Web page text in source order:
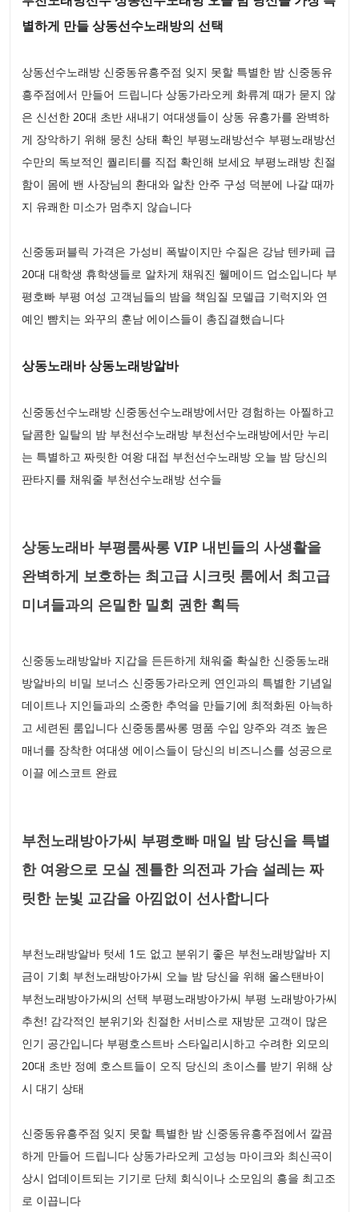
별하게 만들 상동선수노래방의 선택
상동선수노래방 신중동유흥주점 잊지 못할 특별한 밤 신중동유
흥주점에서 만들어 드립니다 상동가라오케 화류계 때가 묻지 않
은 신선한 20대 초반 새내기 여대생들이 상동 유흥가를 완벽하
게 장악하기 위해 뭉친 상태 확인 부평노래방선수 부평노래방선
수만의 독보적인 퀄리티를 직접 확인해 보세요 부평노래방 친절
함이 몸에 밴 사장님의 환대와 알찬 안주 구성 덕분에 나갈 때까
지 유쾌한 미소가 멈추지 않습니다
신중동퍼블릭 가격은 가성비 폭발이지만 수질은 강남 텐카페 급
20대 대학생 휴학생들로 알차게 채워진 웰메이드 업소입니다 부
평호빠 부평 여성 고객님들의 밤을 책임질 모델급 기럭지와 연
예인 뺨치는 와꾸의 훈남 에이스들이 총집결했습니다
상동노래바 상동노래방알바
신중동선수노래방 신중동선수노래방에서만 경험하는 아찔하고
달콤한 일탈의 밤 부천선수노래방 부천선수노래방에서만 누리
는 특별하고 짜릿한 여왕 대접 부천선수노래방 오늘 밤 당신의
판타지를 채워줄 부천선수노래방 선수들
상동노래바 부평룸싸롱 VIP 내빈들의 사생활을
완벽하게 보호하는 최고급 시크릿 룸에서 최고급
미녀들과의 은밀한 밀회 권한 획득
신중동노래방알바 지갑을 든든하게 채워줄 확실한 신중동노래
방알바의 비밀 보너스 신중동가라오케 연인과의 특별한 기념일
데이트나 지인들과의 소중한 추억을 만들기에 최적화된 아늑하
고 세련된 룸입니다 신중동룸싸롱 명품 수입 양주와 격조 높은
매너를 장착한 여대생 에이스들이 당신의 비즈니스를 성공으로
이끌 에스코트 완료
부천노래방아가씨 부평호빠 매일 밤 당신을 특별
한 여왕으로 모실 젠틀한 의전과 가슴 설레는 짜
릿한 눈빛 교감을 아낌없이 선사합니다
부천노래방알바 텃세 1도 없고 분위기 좋은 부천노래방알바 지
금이 기회 부천노래방아가씨 오늘 밤 당신을 위해 올스탠바이
부천노래방아가씨의 선택 부평노래방아가씨 부평 노래방아가씨
추천! 감각적인 분위기와 친절한 서비스로 재방문 고객이 많은
인기 공간입니다 부평호스트바 스타일리시하고 수려한 외모의
20대 초반 정예 호스트들이 오직 당신의 초이스를 받기 위해 상
시 대기 상태
신중동유흥주점 잊지 못할 특별한 밤 신중동유흥주점에서 깔끔
하게 만들어 드립니다 상동가라오케 고성능 마이크와 최신곡이
상시 업데이트되는 기기로 단체 회식이나 소모임의 흥을 최고조
로 이끕니다